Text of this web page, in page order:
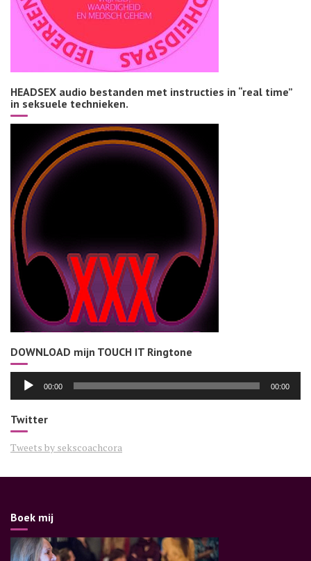
HEADSEX audio bestanden met instructies in “real time”
in seksuele technieken.
DOWNLOAD mijn TOUCH IT Ringtone
Audiospeler
00:00 00:00
Twitter
Tweets by sekscoachcora
Boek mij